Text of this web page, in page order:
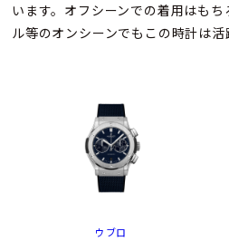
います。オフシーンでの着用はも
ル等のオンシーンでもこの時計は活
ウブロ